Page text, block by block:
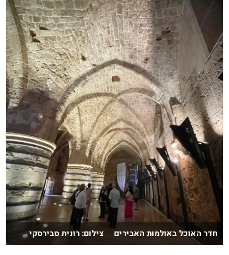
חדר האוכל באולמות האבירים צילום: רונית סבירסקי